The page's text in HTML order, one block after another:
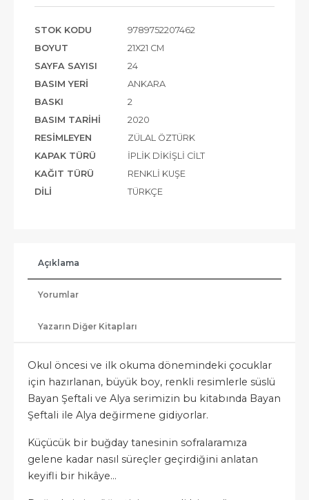
STOK KODU
9789752207462
BOYUT
21X21 CM
SAYFA SAYISI
24
BASIM YERI
ANKARA
BASKI
2
BASIM TARIHI
2020
RESIMLEYEN
ZÜLAL ÖZTÜRK
KAPAK TÜRÜ
İPLIK DIKIŞLI CILT
KAĞIT TÜRÜ
RENKLI KUŞE
DILI
TÜRKÇE
Açıklama
Yorumlar
Yazarın Diğer Kitapları
Okul öncesi ve ilk okuma dönemindeki çocuklar
için hazırlanan, büyük boy, renkli resimlerle süslü
Bayan Şeftali ve Alya serimizin bu kitabında Bayan
Şeftali ile Alya değirmene gidiyorlar.
Küçücük bir buğday tanesinin sofralaramıza
gelene kadar nasıl süreçler geçirdiğini anlatan
keyifli bir hikâye…